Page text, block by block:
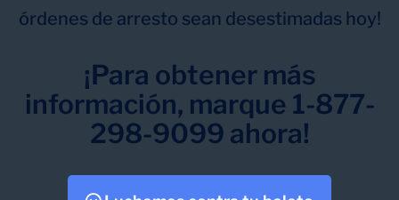
órdenes de arresto sean desestimadas hoy!
¡Para obtener más
información, marque 1-877-
298-9099 ahora!